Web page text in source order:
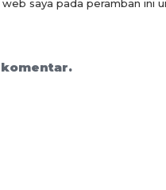
saya pada peramban ini